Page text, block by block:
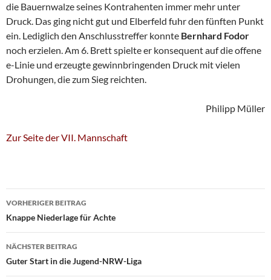
die Bauernwalze seines Kontrahenten immer mehr unter
Druck. Das ging nicht gut und Elberfeld fuhr den fünften Punkt
ein. Lediglich den Anschlusstreffer konnte Bernhard Fodor
noch erzielen. Am 6. Brett spielte er konsequent auf die offene
e-Linie und erzeugte gewinnbringenden Druck mit vielen
Drohungen, die zum Sieg reichten.
Philipp Müller
Zur Seite der VII. Mannschaft
Beitragsnavigation
VORHERIGER BEITRAG
Knappe Niederlage für Achte
NÄCHSTER BEITRAG
Guter Start in die Jugend-NRW-Liga